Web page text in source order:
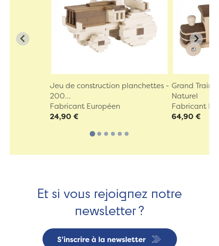
Jeu de construction planchettes -
200...
Fabricant Européen
24,90 €
Grand Train
Naturel
Fabricant
64,90 €
Et si vous rejoignez notre
newsletter ?
S'inscrire à la newsletter